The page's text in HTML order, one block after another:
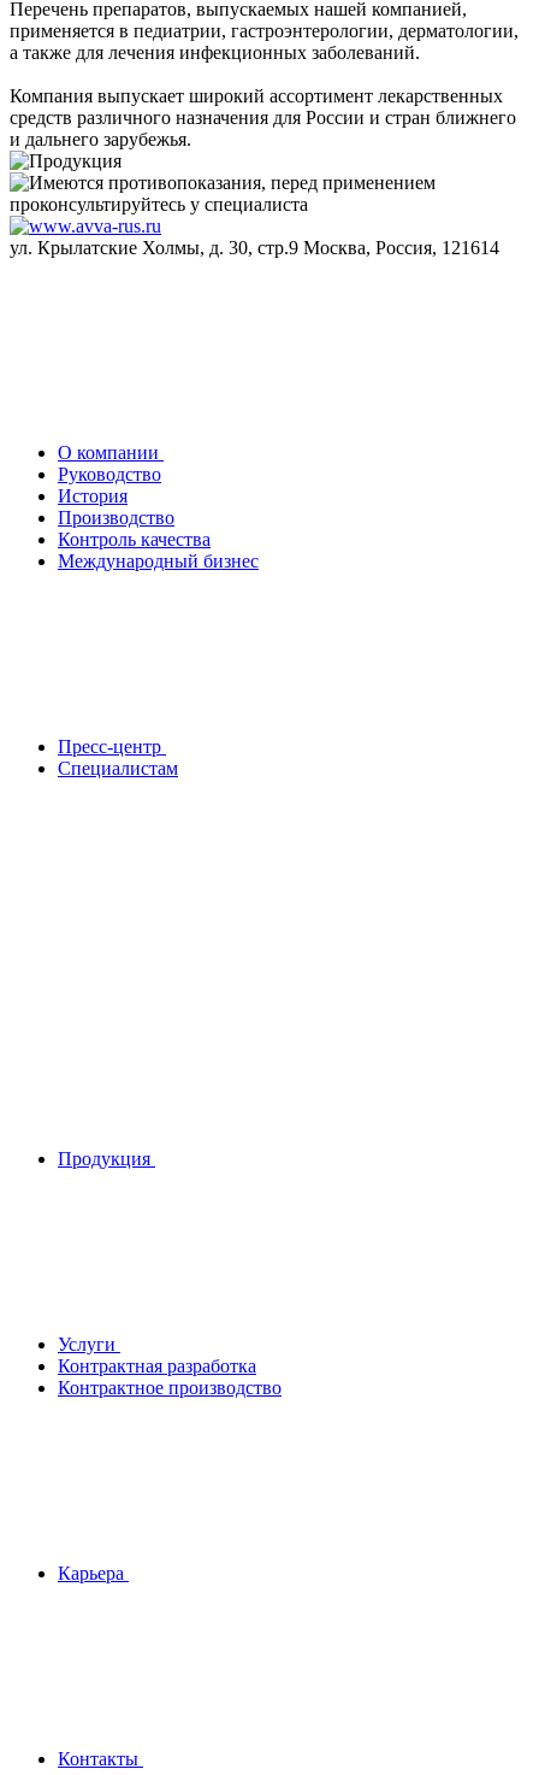
Перечень препаратов, выпускаемых нашей компанией,
применяется в педиатрии, гастроэнтерологии, дерматологии,
а также для лечения инфекционных заболеваний.
Компания выпускает широкий ассортимент лекарственных
средств различного назначения для России и стран ближнего
и дальнего зарубежья.
ул. Крылатские Холмы, д. 30, стр.9 Москва, Россия, 121614
О компании
Руководство
История
Производство
Контроль качества
Международный бизнес
Пресс-центр
Специалистам
Продукция
Услуги
Контрактная разработка
Контрактное производство
Карьера
Контакты